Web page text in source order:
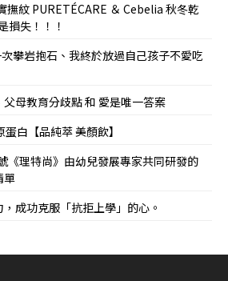
撫紋 PURETÉCARE ＆ Cebelia 秋冬乾
損失！！！
攀岩抱石、我終於放過自己孩子不愛吃
母教育分歧點 和 愛是唯一答案
白【品純萃 美顏飲】
《理特尚》由幼兒發展專家共同研發的
單
成功克服「抗拒上學」的心。